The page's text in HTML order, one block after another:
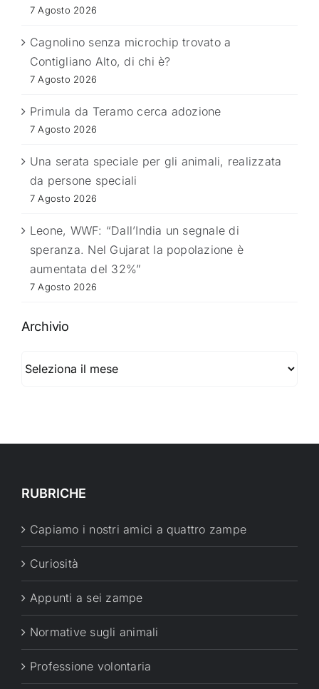
7 Agosto 2026
Cagnolino senza microchip trovato a
Contigliano Alto, di chi è?
7 Agosto 2026
Primula da Teramo cerca adozione
7 Agosto 2026
Una serata speciale per gli animali, realizzata
da persone speciali
7 Agosto 2026
Leone, WWF: “Dall’India un segnale di
speranza. Nel Gujarat la popolazione è
aumentata del 32%”
7 Agosto 2026
Archivio
RUBRICHE
Capiamo i nostri amici a quattro zampe
Curiosità
Appunti a sei zampe
Normative sugli animali
Professione volontaria